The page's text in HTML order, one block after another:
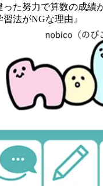
た努力で算数の成績
法がNGな理由』